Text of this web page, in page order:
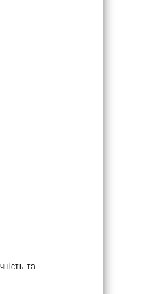
та